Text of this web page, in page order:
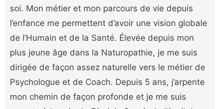
soi. Mon métier et mon parcours de vie depuis
l’enfance me permettent d’avoir une vision globale
de l’Humain et de la Santé. Élevée depuis mon
plus jeune âge dans la Naturopathie, je me suis
dirigée de façon assez naturelle vers le métier de
Psychologue et de Coach. Depuis 5 ans, j’arpente
mon chemin de façon profonde et je me suis